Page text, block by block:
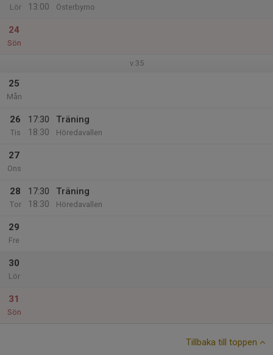
Lör
13:00
Österbymo
24
Sön
v.35
25
Mån
26
Tis
17:30
18:30
Träning
Höredavallen
27
Ons
28
Tor
17:30
18:30
Träning
Höredavallen
29
Fre
30
Lör
31
Sön
Tillbaka till toppen